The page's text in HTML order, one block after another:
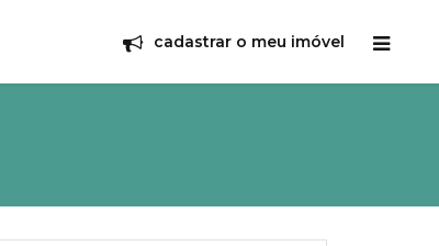
cadastrar o meu imóvel